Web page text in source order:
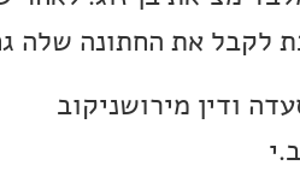
לקבל את החתונה שלה
ודין מירושניקוב